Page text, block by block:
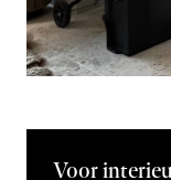
Voor